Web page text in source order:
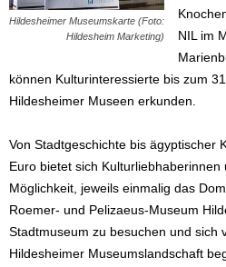
Hildesheimer Museumskarte (Foto:
Hildesheim Marketing)
NIL im
können Kulturinteressierte bis zum
Hildesheimer Museen erkunden.
Von Stadtgeschichte bis ägyptischer
Euro bietet sich
Möglichkeit, jeweils einmalig das
Roemer- und Pelizaeus-Museum
Stadtmuseum zu besuchen und sich
Hildesheimer Museumslandschaft